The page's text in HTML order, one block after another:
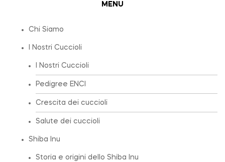
MENU
Chi Siamo
I Nostri Cuccioli
I Nostri Cuccioli
Pedigree ENCI
Crescita dei cuccioli
Salute dei cuccioli
Shiba Inu
Storia e origini dello Shiba Inu